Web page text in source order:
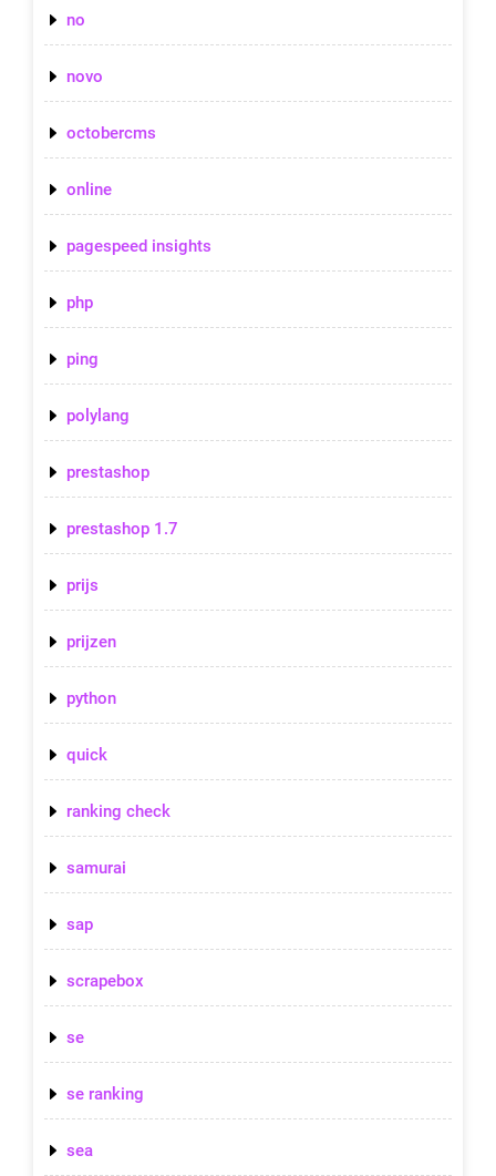
no
novo
octobercms
online
pagespeed insights
php
ping
polylang
prestashop
prestashop 1.7
prijs
prijzen
python
quick
ranking check
samurai
sap
scrapebox
se
se ranking
sea